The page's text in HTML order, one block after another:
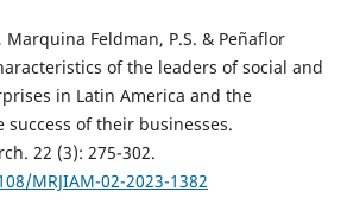
Marquina Feldman, P.S. & Peñaflor
of the leaders of social and
in Latin America and the
of their businesses.
22 (3): 275-302.
MRJIAM-02-2023-1382